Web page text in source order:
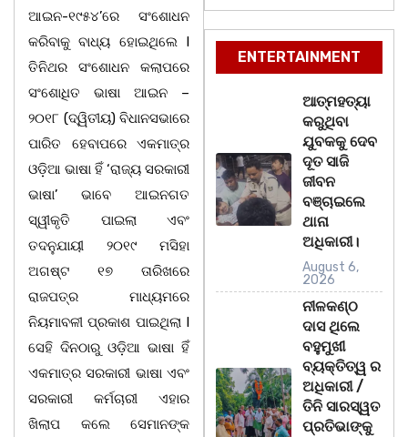
ଆଇନ-୧୯୫୪’ରେ ସଂଶୋଧନ
କରିବାକୁ ବାଧ୍ୟ ହୋଇଥିଲେ I
ତିନିଥର ସଂଶୋଧନ କଲାପରେ
ସଂଶୋଧିତ ଭାଷା ଆଇନ –
୨୦୧୮ (ଦ୍ୱିତୀୟ) ବିଧାନସଭାରେ
ପାରିତ ହେବାପରେ ଏକମାତ୍ର
ଓଡ଼ିଆ ଭାଷା ହିଁ ‘ରାଜ୍ୟ ସରକାରୀ
ଭାଷା’ ଭାବେ ଆଇନଗତ
ସ୍ୱୀକୃତି ପାଇଲା ଏବଂ
ତଦନୁଯାୟୀ ୨୦୧୯ ମସିହା
ଅଗଷ୍ଟ ୧୭ ତାରିଖରେ
ରାଜପତ୍ର ମାଧ୍ୟମରେ
ନିୟମାବଳୀ ପ୍ରକାଶ ପାଇଥିଲା I
ସେହି ଦିନଠାରୁ ଓଡ଼ିଆ ଭାଷା ହିଁ
ଏକମାତ୍ର ସରକାରୀ ଭାଷା ଏବଂ
ସରକାରୀ କର୍ମଚାରୀ ଏହାର
ଖିଲାପ କଲେ ସେମାନଙ୍କ
ENTERTAINMENT
ଆତ୍ମହତ୍ୟା
କରୁଥିବା
ଯୁବକକୁ ଦେବ
ଦୂତ ସାଜି
ଜୀବନ
ବଞ୍ଚାଇଲେ
ଥାନା
ଅଧିକାରୀ।
August 6,
2026
ନୀଳକଣ୍ଠ
ଦାସ ଥିଲେ
ବହୁମୁଖୀ
ବ୍ୟକ୍ତିତ୍ୱ ର
ଅଧିକାରୀ /
ତିନି ସାରସ୍ୱତ
ପ୍ରତିଭାଙ୍କୁ